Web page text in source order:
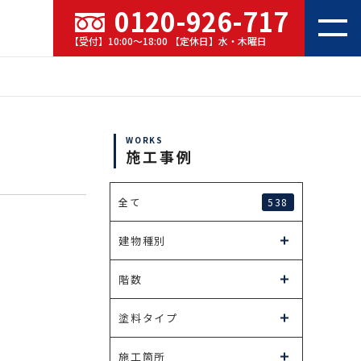
0120-926-717
【受付】10:00～18:00 【定休日】水・木曜日
WORKS
施工事例
全て 538
建物種別
階数
塗料タイプ
施工箇所